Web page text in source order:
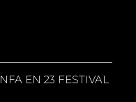
EN 23 FESTIVAL